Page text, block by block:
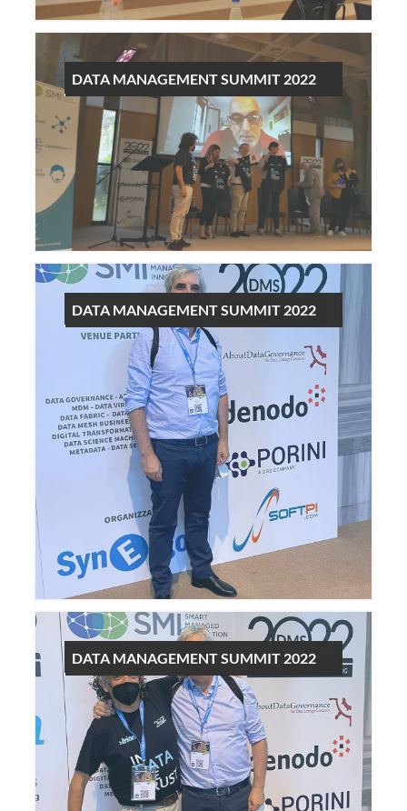
DATA MANAGEMENT SUMMIT 2022
DATA MANAGEMENT SUMMIT 2022
DATA MANAGEMENT SUMMIT 2022